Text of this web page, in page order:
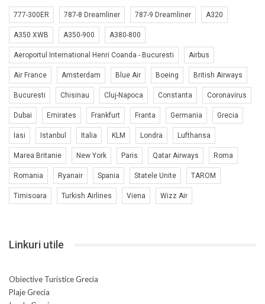
777-300ER 787-8 Dreamliner 787-9 Dreamliner A320
A350 XWB A350-900 A380-800
Aeroportul International Henri Coanda - Bucuresti Airbus
Air France Amsterdam Blue Air Boeing British Airways
Bucuresti Chisinau Cluj-Napoca Constanta Coronavirus
Dubai Emirates Frankfurt Franta Germania Grecia
Iasi Istanbul Italia KLM Londra Lufthansa
Marea Britanie New York Paris Qatar Airways Roma
Romania Ryanair Spania Statele Unite TAROM
Timisoara Turkish Airlines Viena Wizz Air
Linkuri utile
Obiective Turistice Grecia
Plaje Grecia